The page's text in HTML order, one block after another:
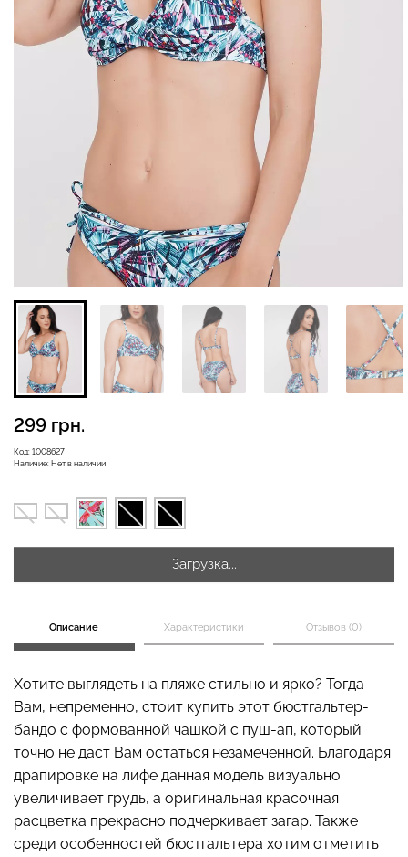
Код: 1008627
Наличие: Нет в наличии
299 грн.
Загрузка...
Описание Характеристики Отзывов (0)
Хотите выглядеть на пляже стильно и ярко? Тогда
Вам, непременно, стоит купить этот бюстгальтер-
бандо с формованной чашкой с пуш-ап, который
точно не даст Вам остаться незамеченной. Благодаря
драпировке на лифе данная модель визуально
увеличивает грудь, а оригинальная красочная
расцветка прекрасно подчеркивает загар. Также
среди особенностей бюстгальтера хотим отметить
Бесшовные леггинсы из
микрофибры LEGGINGS
02 (черный) Giulia
789 грн.
Велосипедки с высокой
талией TRACKS 01
(черный) Giulia
384 грн. 549 грн.
Бесшовные леггинсы
482 грн. 689 грн.